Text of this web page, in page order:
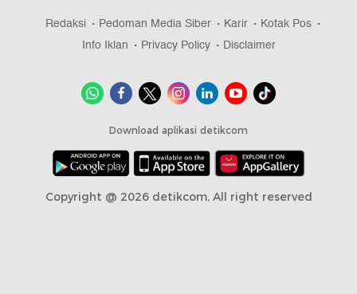
Redaksi Pedoman Media Siber Karir
Kotak Pos
Info Iklan
Privacy Policy Disclaimer
Download aplikasi detikcom
Copyright @ 2026 detikcom, All right reserved